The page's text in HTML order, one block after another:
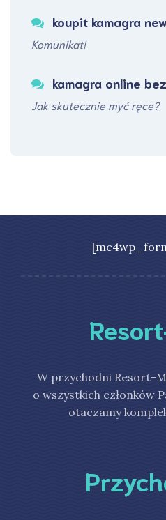
koupit kamagra
Komunikat!
kamagra online
Jak skutecznie myć ręce?
W przychodni Resort-
o wszystkich członków
otaczamy